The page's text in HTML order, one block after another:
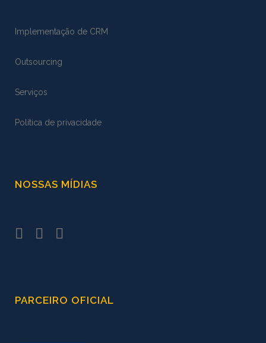
Implementação de CRM
Outsourcing
Serviços
Política de privacidade
NOSSAS MÍDIAS
PARCEIRO OFICIAL